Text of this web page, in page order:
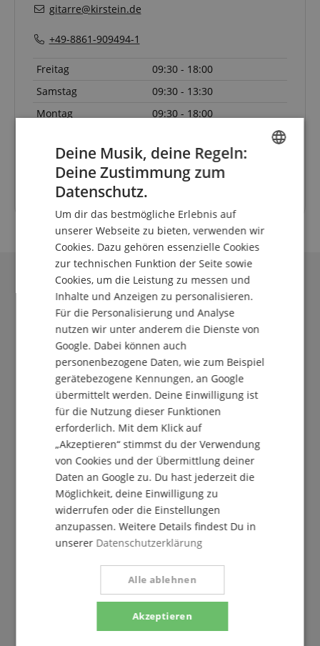
gitarre@kirstein.de
+49-8861-909494-1
Freitag
09:30 - 18:00
Samstag
09:30 - 13:30
Montag
09:30 - 18:00
Mittwoch
09:30 - 18:00
Donnerstag
09:30 - 18:00
Der Kirstein Beat!
Melde Dich jetzt zu unserem Newsletter an und
sichere Dir Deinen5€ Gutschein.
Kostenlos abonnieren »
Mehr Info »
FRENCH
SPANISH
Deine Musik, deine Regeln:
Deine Zustimmung zum
Datenschutz.
Um dir das bestmögliche Erlebnis auf
unserer Webseite zu bieten, verwenden wir
Cookies. Dazu gehören essenzielle Cookies
zur technischen Funktion der Seite sowie
Cookies, um die Leistung zu messen und
Inhalte und Anzeigen zu personalisieren.
Für die Personalisierung und Analyse
nutzen wir unter anderem die Dienste von
Google. Dabei können auch
personenbezogene Daten, wie zum Beispiel
gerätebezogene Kennungen, an Google
übermittelt werden. Deine Einwilligung ist
für die Nutzung dieser Funktionen
erforderlich. Mit dem Klick auf
„Akzeptieren“ stimmst du der Verwendung
von Cookies und der Übermittlung deiner
Daten an Google zu. Du hast jederzeit die
Möglichkeit, deine Einwilligung zu
widerrufen oder die Einstellungen
anzupassen. Weitere Details findest Du in
unserer Datenschutzerklärung
Akzeptieren
Alle ablehnen